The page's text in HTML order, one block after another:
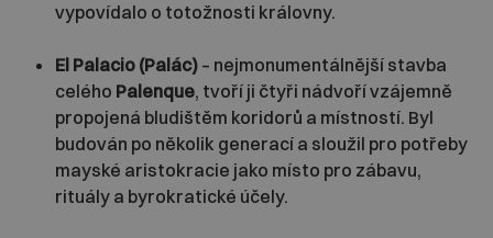
vypovídalo o totožnosti královny.
El Palacio (Palác) – nejmonumentálnější stavba
celého Palenque, tvoří ji čtyři nádvoří vzájemně
propojená bludištěm koridorů a místností. Byl
budován po několik generací a sloužil pro potřeby
mayské aristokracie jako místo pro zábavu,
rituály a byrokratické účely.